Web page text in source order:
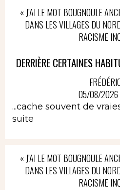
« J’AI LE MOT BOUGNOULE
DANS LES VILLAGES DU
RACISME
DERRIÈRE CERTAINES
05/08/2026
...cache souvent de
suite
« J’AI LE MOT BOUGNOULE
DANS LES VILLAGES DU
RACISME